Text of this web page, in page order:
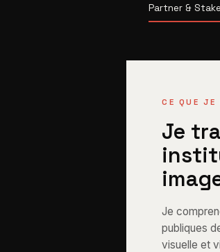
Partner &
CE QUE JE
Je
Je
publiques
visuelle et